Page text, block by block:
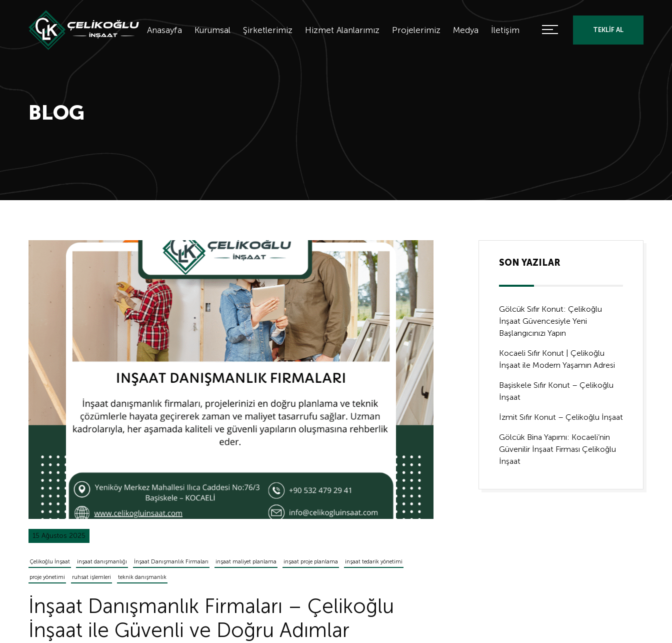
Anasayfa Kurumsal Şirketlerimiz Hizmet Alanlarımız Projelerimiz Medya İletişim TEKLİF AL
BLOG
15 Ağustos 2025
Çelikoğlu İnşaat inşaat danışmanlığı İnşaat Danışmanlık Firmaları inşaat maliyet planlama inşaat proje planlama inşaat tedarik yönetimi
proje yönetimi ruhsat işlemleri teknik danışmanlık
İnşaat Danışmanlık Firmaları – Çelikoğlu
İnşaat ile Güvenli ve Doğru Adımlar
SON YAZILAR
Gölcük Sıfır Konut: Çelikoğlu
İnşaat Güvencesiyle Yeni
Başlangıcınızı Yapın
Kocaeli Sıfır Konut | Çelikoğlu
İnşaat ile Modern Yaşamın Adresi
Başiskele Sıfır Konut – Çelikoğlu
İnşaat
İzmit Sıfır Konut – Çelikoğlu İnşaat
Gölcük Bina Yapımı: Kocaeli’nin
Güvenilir İnşaat Firması Çelikoğlu
İnşaat